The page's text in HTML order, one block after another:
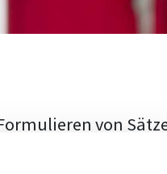
von
aktuellen